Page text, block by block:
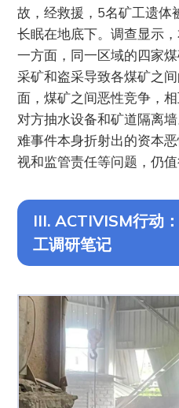
故，经救援，5名矿工遗体
长眠在地底下。调查显示
一方面，同一区域的四家
采矿和盗采导致各煤矿之
面，煤矿之间恶性竞争，
对方抽水设备和矿道隔离
难事件本身折射出的资本
视和监管责任等问题，仍值
III. ACTIVISM行动
工调研笔记